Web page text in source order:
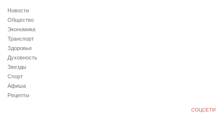
Новости
Общество
Экономика
Транспорт
Здоровье
Духовность
Звезды
Спорт
Афиша
Рецепты
СОЦСЕТИ